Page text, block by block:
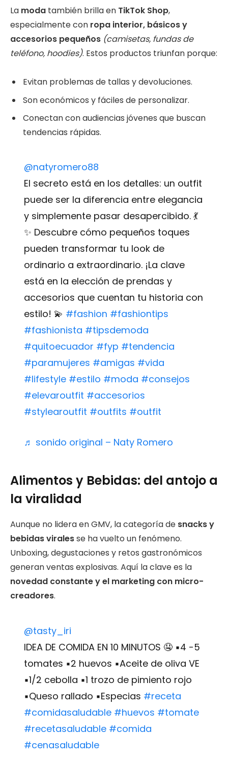
La moda también brilla en TikTok Shop,
especialmente con ropa interior, básicos y
accesorios pequeños (camisetas, fundas de
teléfono, hoodies). Estos productos triunfan porque:
Evitan problemas de tallas y devoluciones.
Son económicos y fáciles de personalizar.
Conectan con audiencias jóvenes que buscan
tendencias rápidas.
@natyromero88
El secreto está en los detalles: un outfit
puede ser la diferencia entre elegancia
y simplemente pasar desapercibido. 💃
✨ Descubre cómo pequeños toques
pueden transformar tu look de
ordinario a extraordinario. ¡La clave
está en la elección de prendas y
accesorios que cuentan tu historia con
estilo! 💫 #fashion #fashiontips
#fashionista #tipsdemoda
#quitoecuador #fyp #tendencia
#paramujeres #amigas #vida
#lifestyle #estilo #moda #consejos
#elevaroutfit #accesorios
#stylearoutfit #outfits #outfit
♬ sonido original – Naty Romero
Alimentos y Bebidas: del antojo a
la viralidad
Aunque no lidera en GMV, la categoría de snacks y
bebidas viralesse ha vuelto un fenómeno.
Unboxing, degustaciones y retos gastronómicos
generan ventas explosivas. Aquí la clave es la
novedad constante y el marketing con micro-
creadores.
@tasty_iri
IDEA DE COMIDA EN 10 MINUTOS 🤤 ▪️4 -5
tomates ▪️2 huevos ▪️Aceite de oliva VE
▪️1/2 cebolla ▪️1 trozo de pimiento rojo
▪️Queso rallado ▪️Especias #receta
#comidasaludable #huevos #tomate
#recetasaludable #comida
#cenasaludable